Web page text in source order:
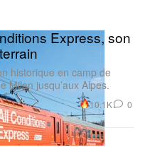
Express, son
historique en camp de
Milan jusqu’aux Alpes.
10.1K 0